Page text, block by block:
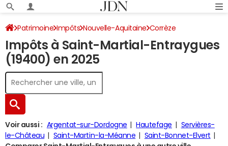
Patrimoine Impôts Nouvelle-Aquitaine Corrèze
Saint-Martial-Entraygues Impôt sur le revenu
Impôts à Saint-Martial-Entraygues
(19400) en 2025
Voir aussi : Argentat-sur-Dordogne Hautefage
Servières-
le-Château
Saint-Martin-la-Méanne
Saint-Bonnet-Elvert